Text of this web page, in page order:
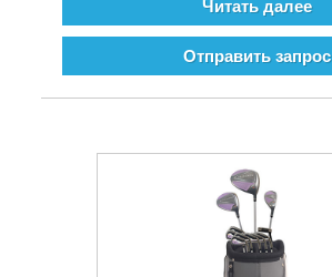
Читать далее
Отправить запрос